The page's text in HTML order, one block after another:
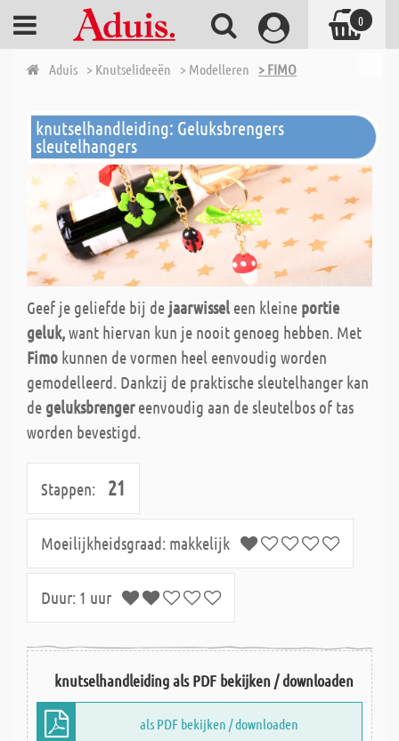
Aduis > Knutselideeën > Modelleren > FIMO
knutselhandleiding: Geluksbrengers
sleutelhangers
Geef je geliefde bij de jaarwissel een kleine portie
geluk,want hiervan kun je nooit genoeg hebben. Met
Fimo kunnen de vormen heel eenvoudig worden
gemodelleerd. Dankzij de praktische sleutelhanger kan
de geluksbrengereenvoudig aan de sleutelbos of tas
worden bevestigd.
Stappen: 21
Moeilijkheidsgraad: makkelijk
Duur: 1 uur
knutselhandleiding als PDF bekijken / downloaden
als PDF bekijken / downloaden
0